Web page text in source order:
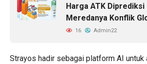
Harga ATK
Meredanya Konflik
16 Admin22
Strayos hadir sebagai platform AI